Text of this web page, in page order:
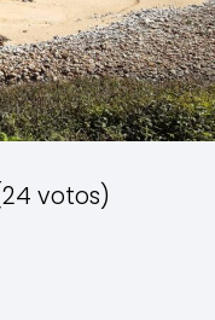
votos)